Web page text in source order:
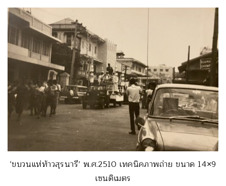
‘ขบวนแห่ท้าวสุรนารี’ พ.ศ.2510 เทคนิคภาพถ่าย ขนาด 14×9
เซนติเมตร